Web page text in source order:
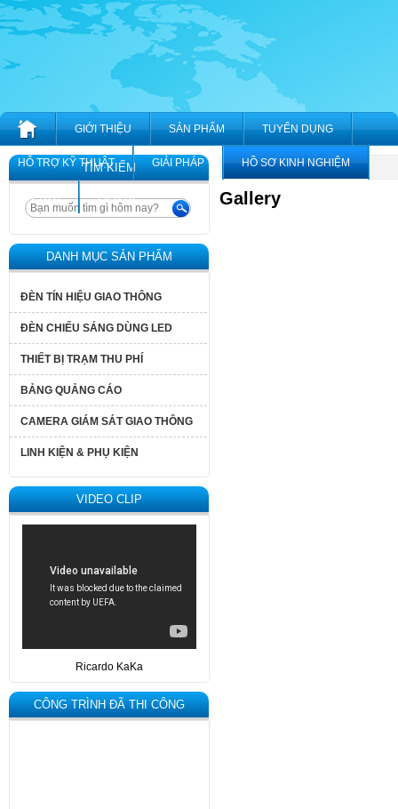
GIỚI THIỆU SẢN PHẨM TUYỂN DỤNG
HỖ TRỢ KỸ THUẬT GIẢI PHÁP HỒ SƠ KINH NGHIỆM
TIN TỨC LIÊN HỆ
TÌM KIẾM
DANH MỤC SẢN PHẨM
ĐÈN TÍN HIỆU GIAO THÔNG
ĐÈN CHIẾU SÁNG DÙNG LED
THIẾT BỊ TRẠM THU PHÍ
BẢNG QUẢNG CÁO
CAMERA GIÁM SÁT GIAO THÔNG
LINH KIỆN & PHỤ KIỆN
VIDEO CLIP
Ricardo KaKa
CÔNG TRÌNH ĐÃ THI CÔNG
Home Gallery
Gallery